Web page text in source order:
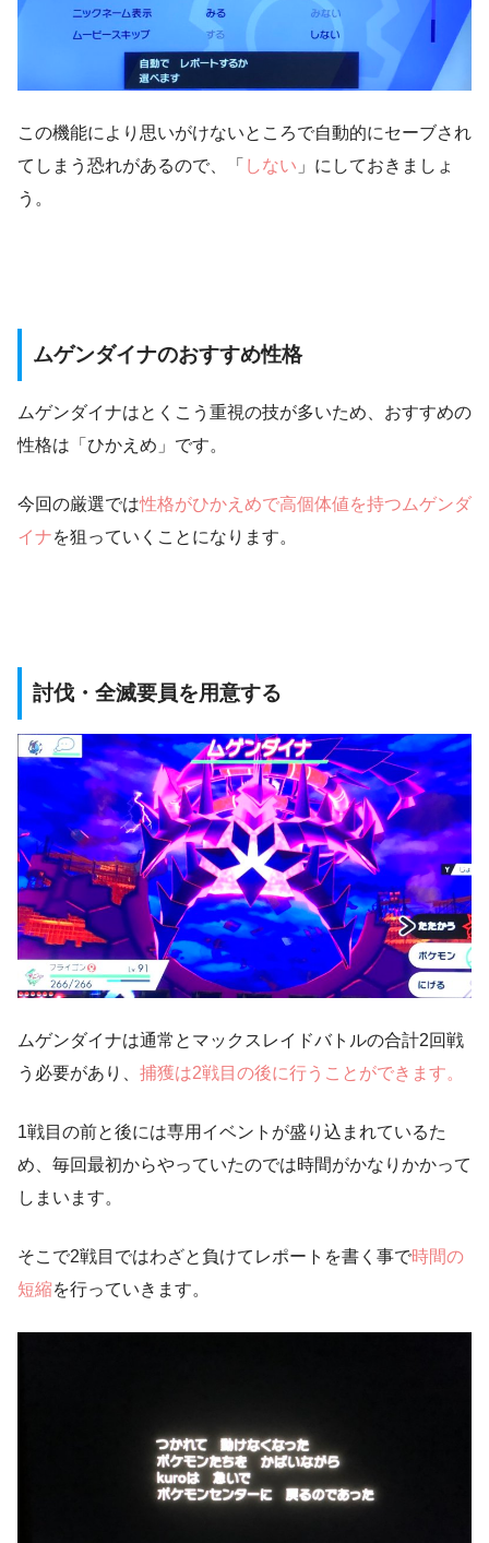
この機能により思いがけないところで自動的にセーブされ
てしまう恐れがあるので、
「 しない 」にしておきましょ
う。
ムゲンダイナのおすすめ性格
ムゲンダイナはとくこう重視の技が多いため、おすすめの
性格は「ひかえめ」です。
今回の厳選では性格がひかえめで高個体値を持つムゲンダ
イナを狙っていくことになります。
討伐・全滅要員を用意する
ムゲンダイナは通常とマックスレイドバトルの合計2回戦
う必要があり、 捕獲は2戦目の後に行うことができます。
1戦目の前と後には専用イベントが盛り込まれているた
め、毎回最初からやっていたのでは時間がかなりかかって
しまいます。
そこで2戦目ではわざと負けてレポートを書く事で時間の
短縮を行っていきます。